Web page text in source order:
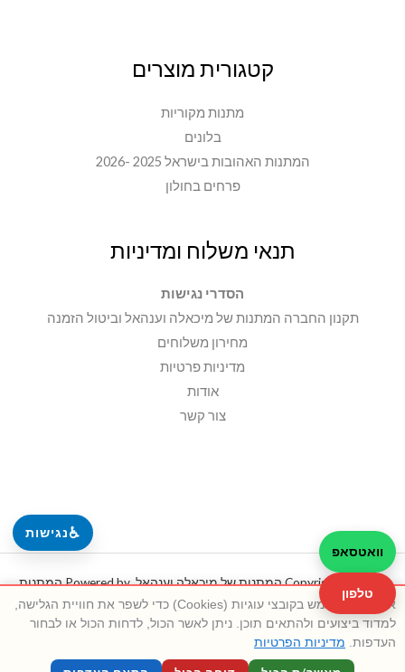
♿נגישות
קטגורית מוצרים
מתנות מקוריות
בלונים
המתנות האהובות בישראל 2025 -2026
פרחים בחולון
תנאי משלוח ומדיניות
הסדרי נגישות
תקנון החברה המתנות של מיכאלה וענהאל וביטול הזמנה
מחירון משלוחים
מדיניות פרטיות
אודות
צור קשר
Copyright © 2026 המתנות של מיכאלה וענהאל. Powered by המתנות
של מיכאלה וענהאל.
וואטסאפ
טלפון
אתר זה משתמש בקובצי עוגיות (Cookies) כדי לשפר את חוויית הגלישה,
למדוד ביצועים ולהתאים תוכן. ניתן לאשר הכול, לדחות הכול או לבחור
העדפות. מדיניות הפרטיות